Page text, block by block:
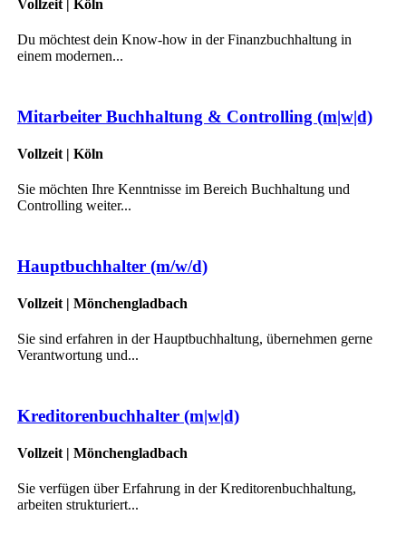
Vollzeit | Köln
Du möchtest dein Know-how in der Finanzbuchhaltung in
einem modernen...
Mitarbeiter Buchhaltung & Controlling (m|w|d)
Vollzeit | Köln
Sie möchten Ihre Kenntnisse im Bereich Buchhaltung und
Controlling weiter...
Hauptbuchhalter (m/w/d)
Vollzeit | Mönchengladbach
Sie sind erfahren in der Hauptbuchhaltung, übernehmen gerne
Verantwortung und...
Kreditorenbuchhalter (m|w|d)
Vollzeit | Mönchengladbach
Sie verfügen über Erfahrung in der Kreditorenbuchhaltung,
arbeiten strukturiert...